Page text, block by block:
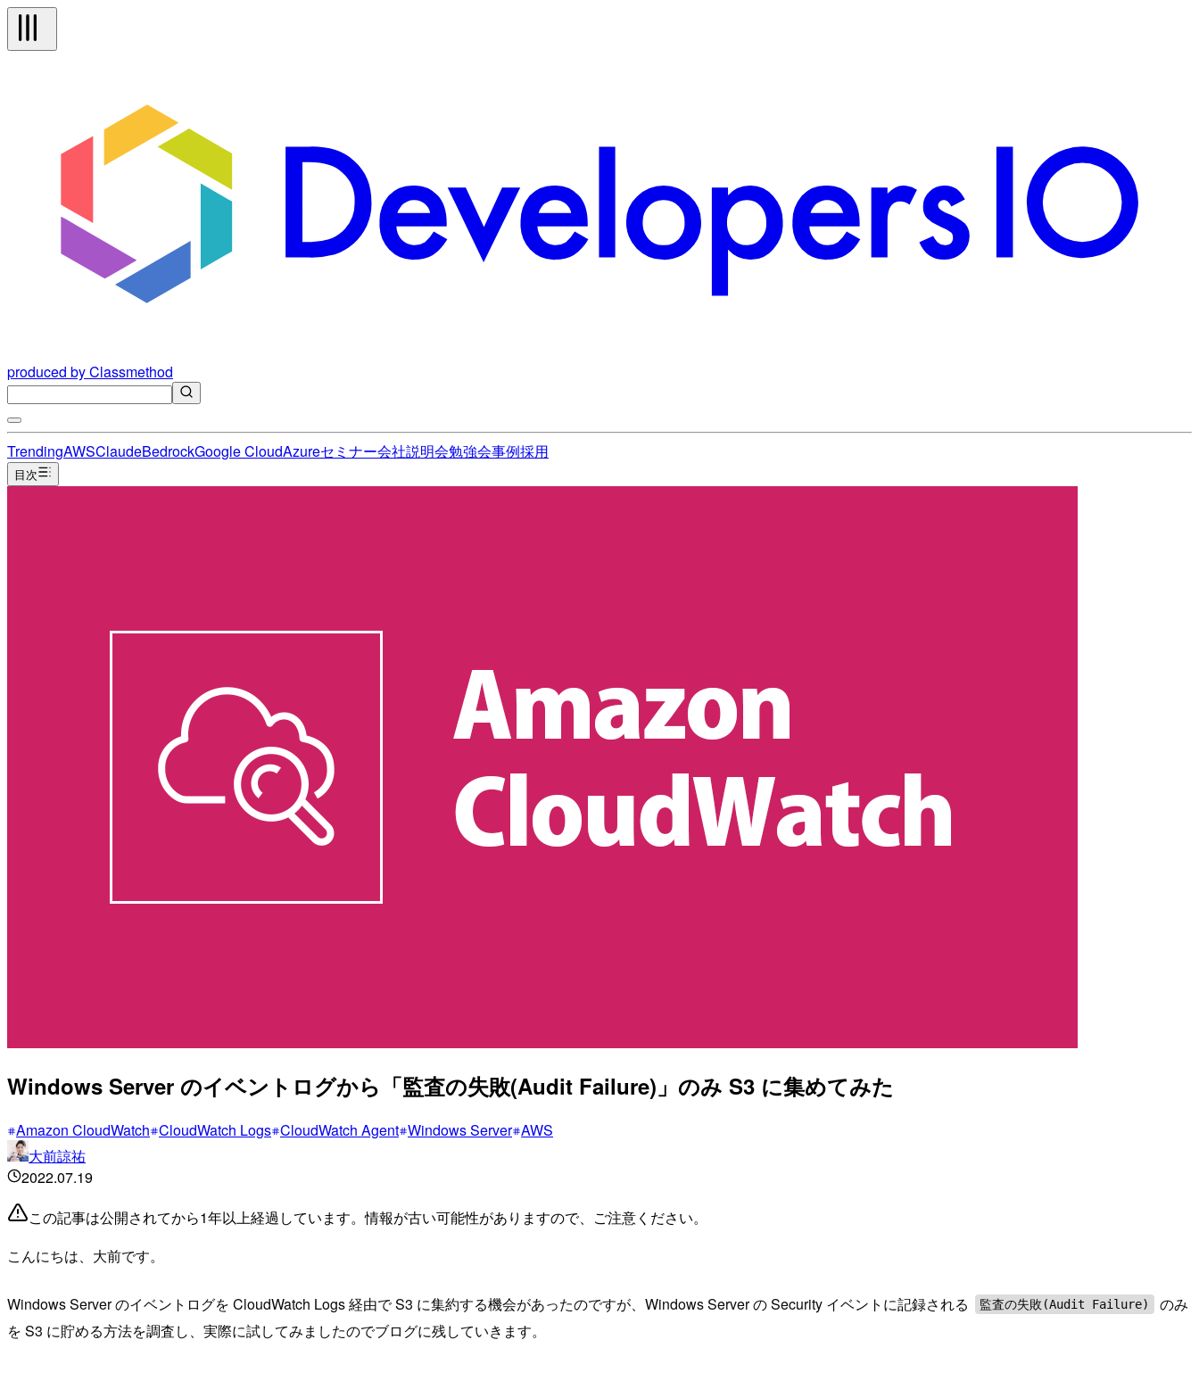
produced by Classmethod
TrendingAWSClaudeBedrockGoogle CloudAzureセミナー会社説明会勉強会事例採用
目次
Windows Server のイベントログから「監査の失敗(Audit Failure)」のみ S3 に集めてみた
Amazon CloudWatch CloudWatch Logs CloudWatch Agent Windows Server AWS
大前諒祐
2022.07.19
この記事は公開されてから1年以上経過しています。情報が古い可能性がありますので、ご注意ください。
こんにちは、大前です。
Windows Server のイベントログを CloudWatch Logs 経由で S3 に集約する機会があったのですが、Windows Server の Security イベントに記録される 監査の失敗(Audit Failure)
のみ
を S3 に貯める方法を調査し、実際に試してみましたのでブログに残していきます。